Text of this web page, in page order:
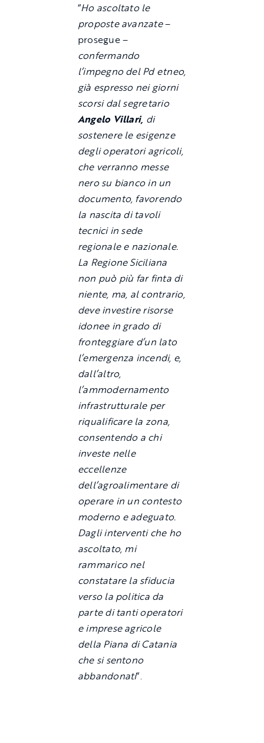
“Ho ascoltato le
proposte avanzate–
prosegue –
confermando
l’impegno del Pd etneo,
già espresso nei giorni
scorsi dal segretario
Angelo Villari, di
sostenere le esigenze
degli operatori agricoli,
che verranno messe
nero su bianco in un
documento, favorendo
la nascita di tavoli
tecnici in sede
regionale e nazionale.
La Regione Siciliana
non può più far finta di
niente, ma, al contrario,
deve investire risorse
idonee in grado di
fronteggiare d’un lato
l’emergenza incendi, e,
dall’altro,
l’ammodernamento
infrastrutturale per
riqualificare la zona,
consentendo a chi
investe nelle
eccellenze
dell’agroalimentare di
operare in un contesto
moderno e adeguato.
Dagliinterventi che ho
ascoltato, mi
rammarico nel
constatare la sfiducia
verso la politica da
parte di tanti operatori
e imprese agricole
della Piana di Catania
che si sentono
abbandonati“.